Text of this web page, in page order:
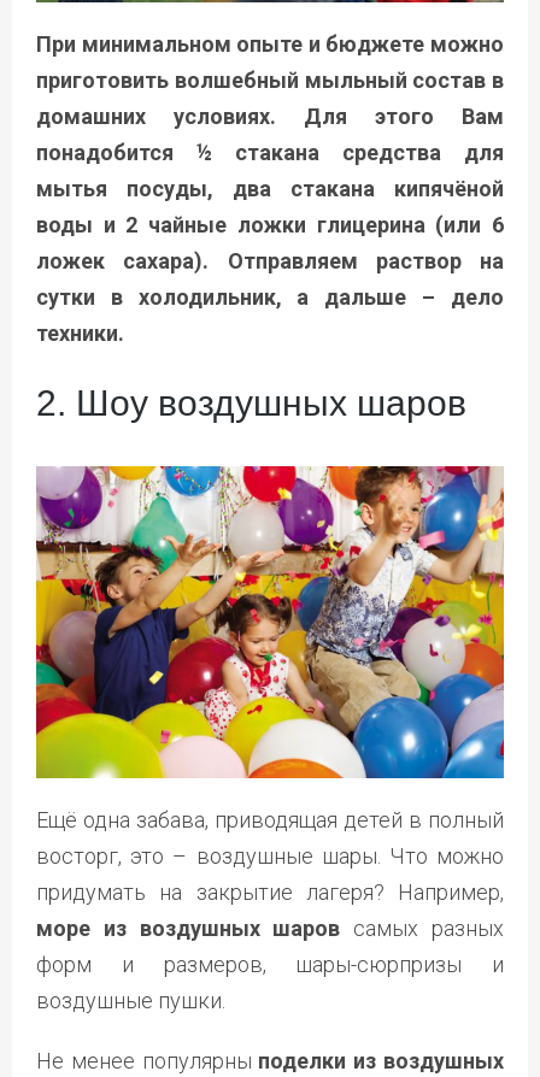
При минимальном опыте и бюджете можно
приготовить волшебный мыльный состав в
домашних условиях. Для этого Вам
понадобится ½ стакана средства для
мытья посуды, два стакана кипячёной
воды и 2 чайные ложки глицерина (или 6
ложек сахара). Отправляем раствор на
сутки в холодильник, а дальше – дело
техники.
2. Шоу воздушных шаров
Ещё одна забава, приводящая детей в полный
восторг, это – воздушные шары. Что можно
придумать на закрытие лагеря? Например,
море из воздушных шаров самых разных
форм и размеров, шары-сюрпризы и
воздушные пушки.
Не менее популярны поделки из воздушных